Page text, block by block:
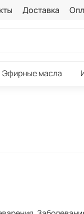
Доставка
Эфирные масла